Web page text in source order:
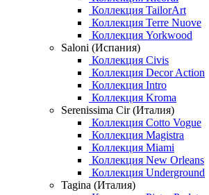
Коллекция TailorArt
Коллекция Terre Nuove
Коллекция Yorkwood
Saloni (Испания)
Коллекция Civis
Коллекция Decor Action
Коллекция Intro
Коллекция Kroma
Serenissima Cir (Италия)
Коллекция Cotto Vogue
Коллекция Magistra
Коллекция Miami
Коллекция New Orleans
Коллекция Underground
Tagina (Италия)